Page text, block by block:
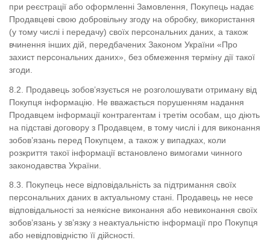
при реєстрації або оформленні Замовлення, Покупець надає
Продавцеві свою добровільну згоду на обробку, використання
(у тому числі і передачу) своїх персональних даних, а також
вчинення інших дій, передбачених Законом України «Про
захист персональних даних», без обмеження терміну дії такої
згоди.
8.2. Продавець зобов’язується не розголошувати отриману від
Покупця інформацію. Не вважається порушенням надання
Продавцем інформації контрагентам і третім особам, що діють
на підставі договору з Продавцем, в тому числі і для виконання
зобов’язань перед Покупцем, а також у випадках, коли
розкриття такої інформації встановлено вимогами чинного
законодавства України.
8.3. Покупець несе відповідальність за підтримання своїх
персональних даних в актуальному стані. Продавець не несе
відповідальності за неякісне виконання або невиконання своїх
зобов’язань у зв’язку з неактуальністю інформації про Покупця
або невідповідністю її дійсності.